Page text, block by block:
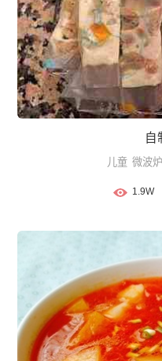
自
儿童 微波炉
1.9W